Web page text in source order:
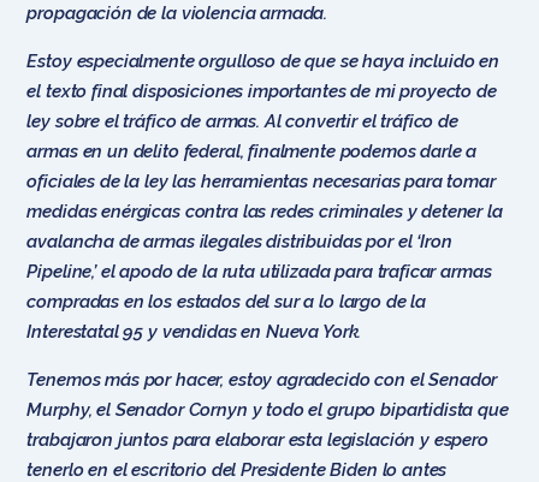
propagación de la violencia armada.
Estoy especialmente orgulloso de que se haya incluido en
el texto final disposiciones importantes de mi proyecto de
ley sobre el tráfico de armas. Al convertir el tráfico de
armas en un delito federal, finalmente podemos darle a
oficiales de la ley las herramientas necesarias para tomar
medidas enérgicas contra las redes criminales y detener la
avalancha de armas ilegales distribuidas por el ‘Iron
Pipeline,’ el apodo de la ruta utilizada para traficar armas
compradas en los estados del sur a lo largo de la
Interestatal 95 y vendidas en Nueva York.
Tenemos más por hacer, estoy agradecido con el Senador
Murphy, el Senador Cornyn y todo el grupo bipartidista que
trabajaron juntos para elaborar esta legislación y espero
tenerlo en el escritorio del Presidente Biden lo antes